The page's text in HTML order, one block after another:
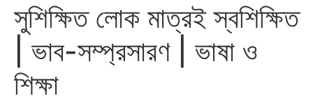
সুশিক্ষিত লোক মাত্রই স্বশিক্ষিত
| ভাব-সম্প্রসারণ | ভাষা ও
শিক্ষা